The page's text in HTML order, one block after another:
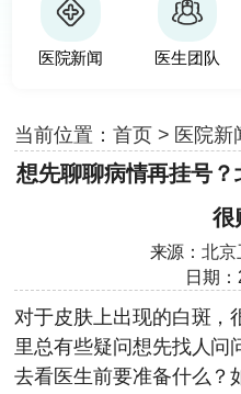
医院新闻 医生团队
当前位置： 首页> 医院新
想先聊聊病情再挂号
很
来源：北京
日期：
对于皮肤上出现的白斑，
里总有些疑问想先找人问
去看医生前要准备什么？